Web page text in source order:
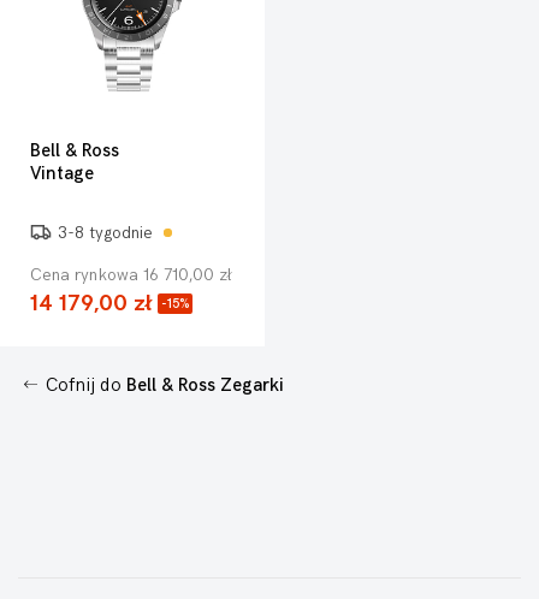
Bell & Ross
Vintage
3-8 tygodnie
Cena rynkowa 16 710,00 zł
14 179,00 zł -15%
Cofnij do Bell & Ross Zegarki